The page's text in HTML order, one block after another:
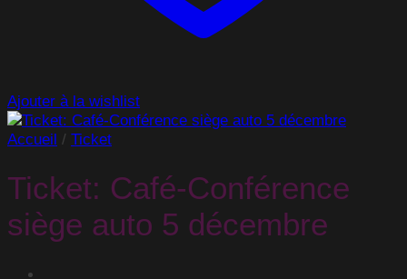
Ajouter à la wishlist
Accueil / Ticket
Ticket: Café-Conférence
siège auto 5 décembre